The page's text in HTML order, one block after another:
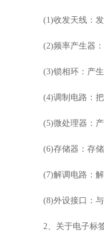
(1)收发天线：
(2)频率产生器
(3)锁相环：产
(4)调制电路：
(5)微处理器：
(6)存储器：存
(7)解调电路：
(8)外设接口：
2、关于电子标